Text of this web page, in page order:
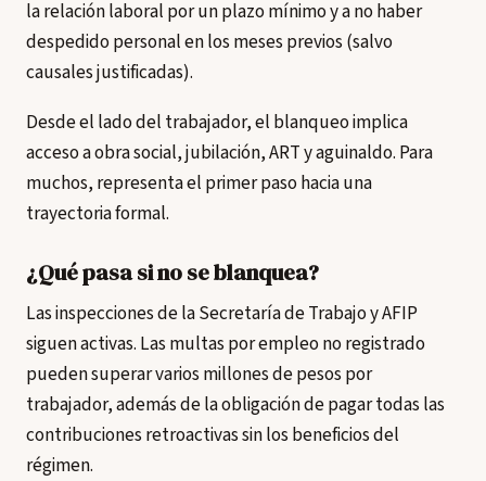
la relación laboral por un plazo mínimo y a no haber
despedido personal en los meses previos (salvo
causales justificadas).
Desde el lado del trabajador, el blanqueo implica
acceso a obra social, jubilación, ART y aguinaldo. Para
muchos, representa el primer paso hacia una
trayectoria formal.
¿Qué pasa si no se blanquea?
Las inspecciones de la Secretaría de Trabajo y AFIP
siguen activas. Las multas por empleo no registrado
pueden superar varios millones de pesos por
trabajador, además de la obligación de pagar todas las
contribuciones retroactivas sin los beneficios del
régimen.